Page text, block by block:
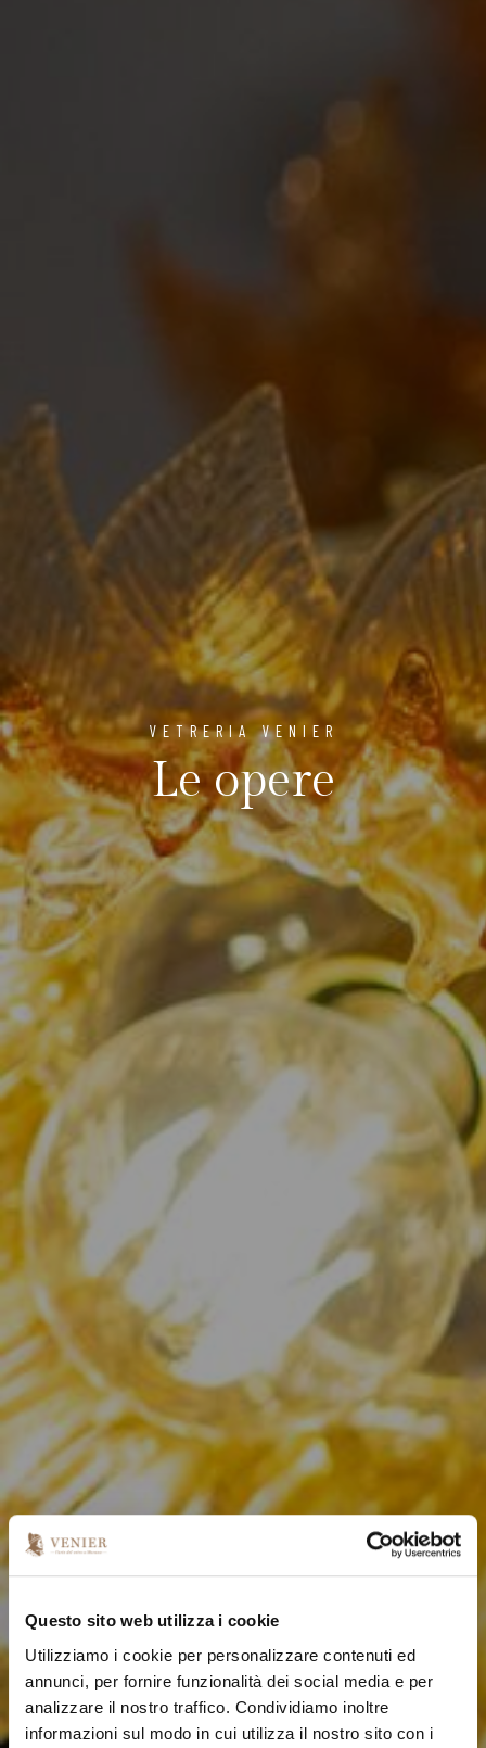
Questo sito web utilizza i cookie
Utilizziamo i cookie per personalizzare contenuti ed
annunci, per fornire funzionalità dei social media e per
analizzare il nostro traffico. Condividiamo inoltre
informazioni sul modo in cui utilizza il nostro sito con i
VETRERIA VENIER
Le opere